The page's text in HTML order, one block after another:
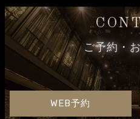
ご予約・
WEB予約